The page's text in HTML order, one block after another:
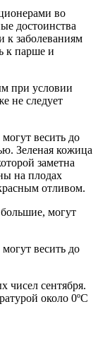
во
достоинства
к заболеваниям
к парше и
при условии
не следует
весить до
Зеленая кожица
заметна
на плодах
отливом.
весить до
чисел сентября.
около 0ºС